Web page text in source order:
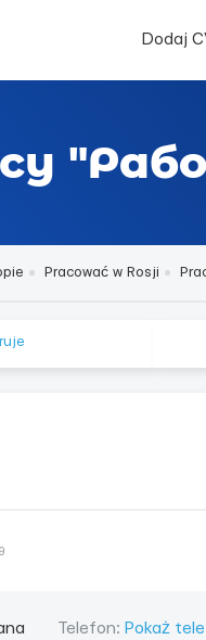
Dodaj
Pracować w Rosji
Telefon: Pokaż